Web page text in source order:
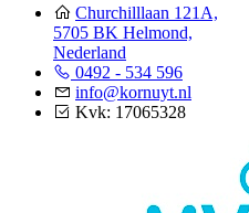
Churchilllaan 121A,
5705 BK Helmond,
Nederland
0492 - 534 596
info@kornuyt.nl
Kvk: 17065328